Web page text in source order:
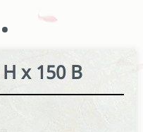
x 150 B